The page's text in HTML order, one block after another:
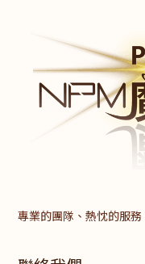
專業的團隊、熱忱的服